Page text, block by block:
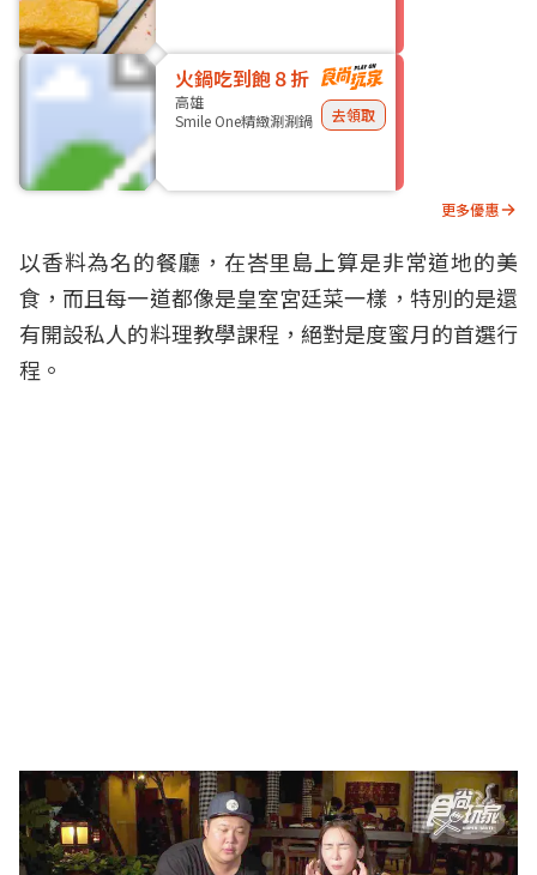
火鍋吃到飽８折
高雄
Smile One精緻涮涮鍋
去領取
更多優惠
以香料為名的餐廳，在峇里島上算是非常道地的美
食，而且每一道都像是皇室宮廷菜一樣，特別的是還
有開設私人的料理教學課程，絕對是度蜜月的首選行
程。